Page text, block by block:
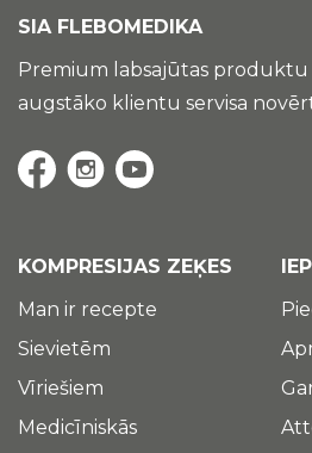
SIA FLEBOMEDIKA
Premium labsajūtas produktu
augstāko klientu servisa
KOMPRESIJAS ZEĶES
Man ir recepte
Sievietēm
Vīriešiem
Medicīniskās